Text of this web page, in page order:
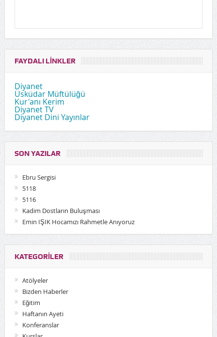
FAYDALI LINKLER
Diyanet
Üsküdar Müftülüğü
Kur'anı Kerim
Diyanet TV
Diyanet Dini Yayınlar
SON YAZILAR
Ebru Sergisi
5118
5116
Kadim Dostların Buluşması
Emin IŞIK Hocamızı Rahmetle Anıyoruz
KATEGORILER
Atölyeler
Bizden Haberler
Eğitim
Haftanın Ayeti
Konferanslar